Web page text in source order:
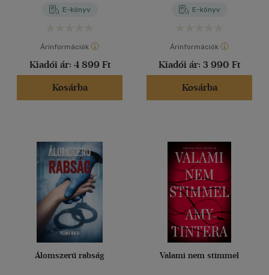
E-könyv
Árinformációk
Kiadói ár: 4 899 Ft
Kosárba
E-könyv
Árinformációk
Kiadói ár: 3 990 Ft
Kosárba
Álomszerű rabság Valami nem stimmel